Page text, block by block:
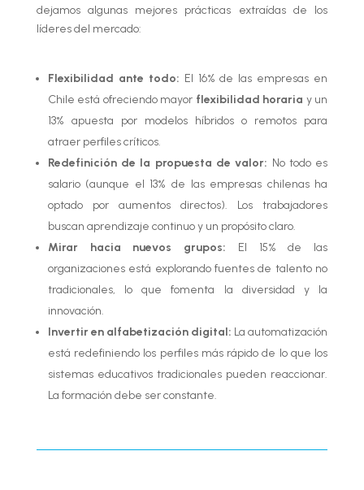
dejamos algunas mejores prácticas extraídas de los
líderes del mercado:
Flexibilidad ante todo: El 16% de las empresas en
Chile está ofreciendo mayor flexibilidad horaria y un
13% apuesta por modelos híbridos o remotos para
atraer perfiles críticos.
Redefinición de la propuesta de valor: No todo es
salario (aunque el 13% de las empresas chilenas ha
optado por aumentos directos). Los trabajadores
buscan aprendizaje continuo y un propósito claro.
Mirar hacia nuevos grupos: El 15% de las
organizaciones está explorando fuentes de talento no
tradicionales, lo que fomenta la diversidad y la
innovación.
Invertir en alfabetización digital: La automatización
está redefiniendo los perfiles más rápido de lo que los
sistemas educativos tradicionales pueden reaccionar.
La formación debe ser constante.